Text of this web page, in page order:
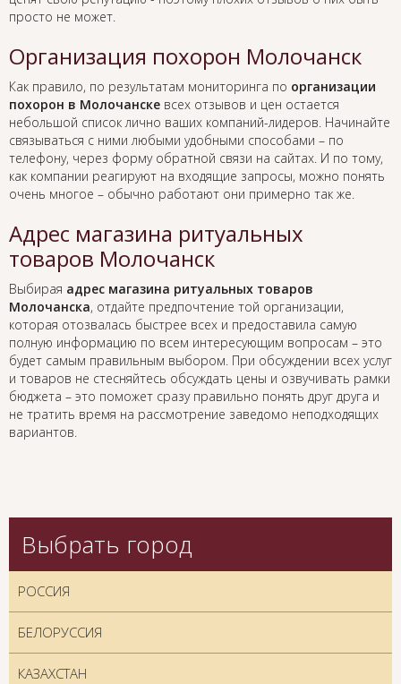
просто не может.
Организация похорон Молочанск
Как правило, по результатам мониторинга по организации
похорон в Молочанске всех отзывов и цен остается
небольшой список лично ваших компаний-лидеров. Начинайте
связываться с ними любыми удобными способами – по
телефону, через форму обратной связи на сайтах. И по тому,
как компании реагируют на входящие запросы, можно понять
очень многое – обычно работают они примерно так же.
Адрес магазина ритуальных
товаров Молочанск
Выбирая адрес магазина ритуальных товаров
Молочанска, отдайте предпочтение той организации,
которая отозвалась быстрее всех и предоставила самую
полную информацию по всем интересующим вопросам – это
будет самым правильным выбором. При обсуждении всех услуг
и товаров не стесняйтесь обсуждать цены и озвучивать рамки
бюджета – это поможет сразу правильно понять друг друга и
не тратить время на рассмотрение заведомо неподходящих
вариантов.
Выбрать город
РОССИЯ
БЕЛОРУССИЯ
КАЗАХСТАН